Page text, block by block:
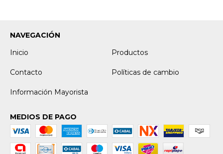
NAVEGACIÓN
Inicio
Productos
Contacto Políticas de cambio
Información Mayorista
MEDIOS DE PAGO